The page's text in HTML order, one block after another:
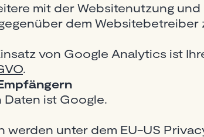
mit der Websitenutzung
dem Websitebetreiber
von Google Analytics ist
.
ist Google.
werden unter dem EU-US